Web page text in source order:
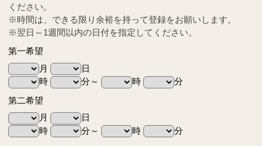
ください。
※時間は、できる限り余裕を持って登録をお願いします。
※翌日～1週間以内の日付を指定してください。
第一希望
月
日
時
分～ 時
分
第二希望
月
日
時
分～ 時 分